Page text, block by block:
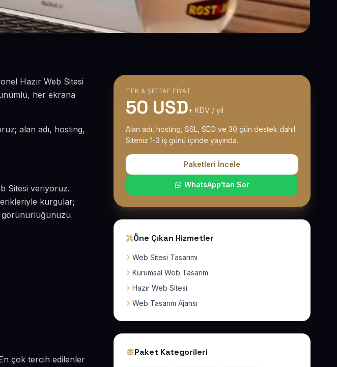
Hazır Web Sitesi
her ekrana
alan adı, hosting,
Sitesi veriyoruz.
kurgular;
görünürlüğünüzü
çok tercih edilenler
TEK & ŞEFFAF FIYAT
50 USD+ KDV / yıl
Alan adı, hosting, SSL, SEO ve 30 gün destek dahil.
Siteniz 1-3 iş günü içinde yayında.
Paketleri İncele
WhatsApp'tan Sor
Öne Çıkan Hizmetler
Web Sitesi Tasarımı
Kurumsal Web Tasarım
Hazır Web Sitesi
Web Tasarım Ajansı
Paket Kategorileri